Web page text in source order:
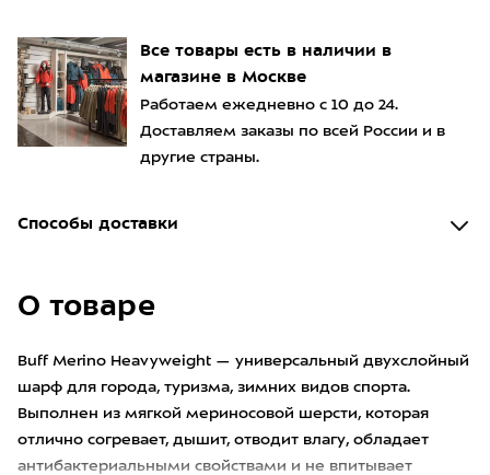
Все товары есть в наличии в
магазине в Москве
Работаем ежедневно с 10 до 24.
Доставляем заказы по всей России и в
другие страны.
Способы доставки
О товаре
Buff Merino Heavyweight — универсальный двухслойный
шарф для города, туризма, зимних видов спорта.
Выполнен из мягкой мериносовой шерсти, которая
отлично согревает, дышит, отводит влагу, обладает
антибактериальными свойствами и не впитывает